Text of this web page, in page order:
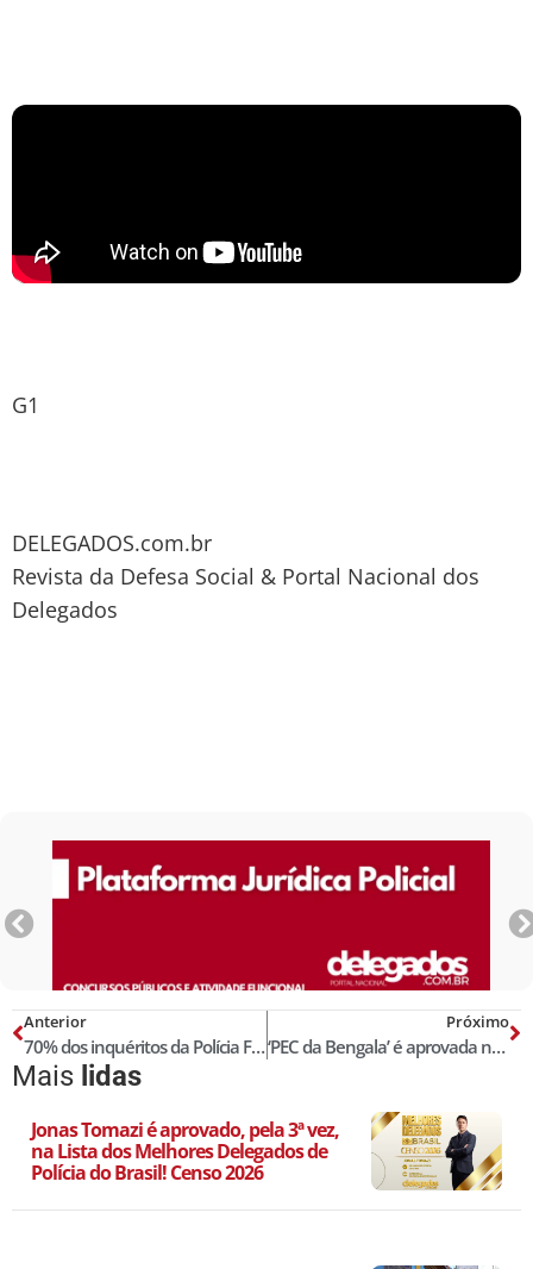
G1
DELEGADOS.com.br
Revista da Defesa Social & Portal Nacional dos
Delegados
Anterior
70% dos inquéritos da Polícia Federal no Piauí investigam corrupção
Próximo
‘PEC da Bengala’ é aprovada na Câmara!
Mais lidas
Jonas Tomazi é aprovado, pela 3ª vez,
na Lista dos Melhores Delegados de
Polícia do Brasil! Censo 2026